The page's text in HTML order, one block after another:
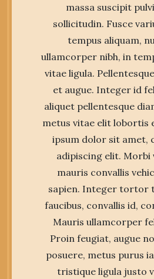
massa suscipit
sollicitudin. Fusce
tempus aliquam,
ullamcorper nibh, in
vitae ligula.
et augue. Integer id
aliquet pellentesque
metus vitae elit lobortis
ipsum dolor sit amet,
adipiscing elit. Morbi
mauris convallis
sapien. Integer tortor
faucibus, convallis id,
Mauris ullamcorper
Proin feugiat, augue
posuere, metus purus
tristique ligula justo